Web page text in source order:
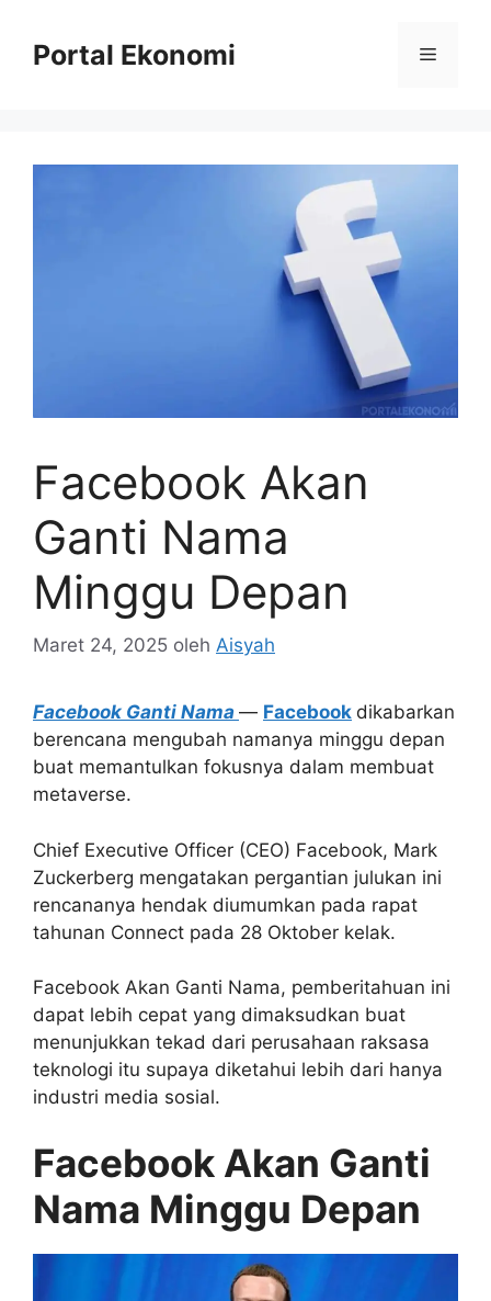
Portal Ekonomi Menu
Facebook Akan
Ganti Nama
Minggu Depan
Maret 24, 2025 oleh Aisyah
Facebook Ganti Nama — Facebook dikabarkan
berencana mengubah namanya minggu depan
buat memantulkan fokusnya dalam membuat
metaverse.
Chief Executive Officer (CEO) Facebook, Mark
Zuckerberg mengatakan pergantian julukan ini
rencananya hendak diumumkan pada rapat
tahunan Connect pada 28 Oktober kelak.
Facebook Akan Ganti Nama, pemberitahuan ini
dapat lebih cepat yang dimaksudkan buat
menunjukkan tekad dari perusahaan raksasa
teknologi itu supaya diketahui lebih dari hanya
industri media sosial.
Facebook Akan Ganti
Nama Minggu Depan